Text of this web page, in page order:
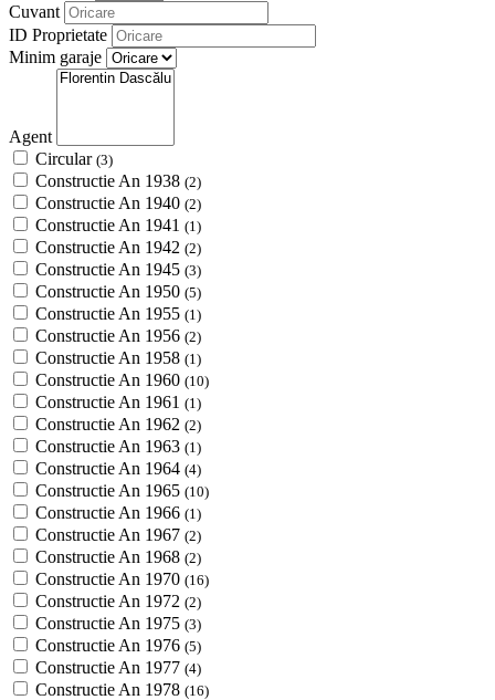
Cuvant
ID Proprietate
Minim garaje
Agent
Circular (3)
Constructie An 1938 (2)
Constructie An 1940 (2)
Constructie An 1941 (1)
Constructie An 1942 (2)
Constructie An 1945 (3)
Constructie An 1950 (5)
Constructie An 1955 (1)
Constructie An 1956 (2)
Constructie An 1958 (1)
Constructie An 1960 (10)
Constructie An 1961 (1)
Constructie An 1962 (2)
Constructie An 1963 (1)
Constructie An 1964 (4)
Constructie An 1965 (10)
Constructie An 1966 (1)
Constructie An 1967 (2)
Constructie An 1968 (2)
Constructie An 1970 (16)
Constructie An 1972 (2)
Constructie An 1975 (3)
Constructie An 1976 (5)
Constructie An 1977 (4)
Constructie An 1978 (16)